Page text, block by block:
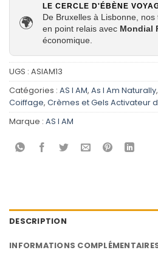
🌍
LE CERCLE D'ÉBÈNE
De Bruxelles à Lisbonne,
en point relais avec Mondial
économique.
UGS : ASIAM13
Catégories : AS I AM, As I Am Naturally,
Coiffage, Crèmes et Gels Activateur
Marque : AS I AM
DESCRIPTION
INFORMATIONS